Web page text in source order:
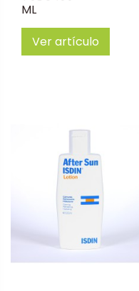
ML
Ver artículo